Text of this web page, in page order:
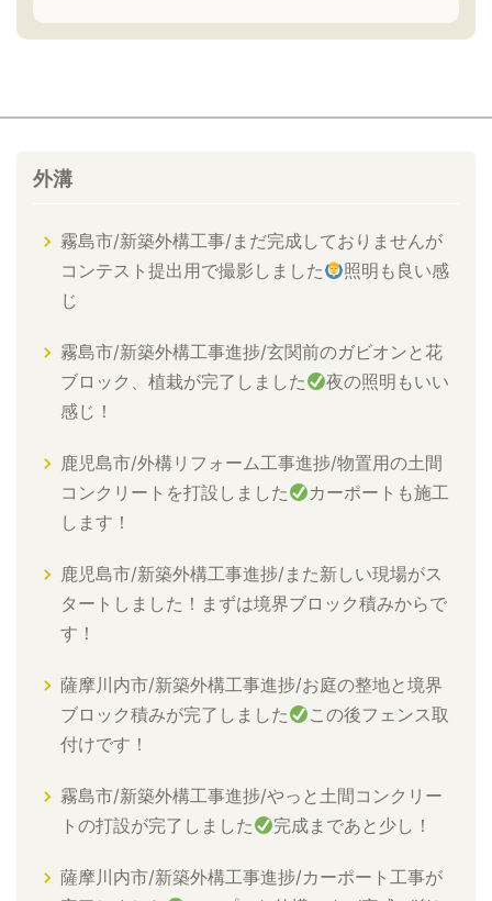
外溝
霧島市/新築外構工事/まだ完成しておりませんが
コンテスト提出用で撮影しました
照明も良い感
じ
霧島市/新築外構工事進捗/玄関前のガビオンと花
ブロック、植栽が完了しました
夜の照明もいい
感じ！
鹿児島市/外構リフォーム工事進捗/物置用の土間
コンクリートを打設しました
カーポートも施工
します！
鹿児島市/新築外構工事進捗/また新しい現場がス
タートしました！まずは境界ブロック積みからで
す！
薩摩川内市/新築外構工事進捗/お庭の整地と境界
ブロック積みが完了しました
この後フェンス取
付けです！
霧島市/新築外構工事進捗/やっと土間コンクリー
トの打設が完了しました
完成まであと少し！
薩摩川内市/新築外構工事進捗/カーポート工事が